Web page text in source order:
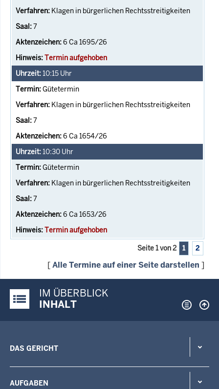
Klagen in bürgerlichen Rechtsstreitigkeiten
7
6 Ca 1695/26
Termin aufgehoben
10:15 Uhr
Gütetermin
Klagen in bürgerlichen Rechtsstreitigkeiten
7
6 Ca 1654/26
10:30 Uhr
Gütetermin
Klagen in bürgerlichen Rechtsstreitigkeiten
7
6 Ca 1653/26
Termin aufgehoben
Seite 1 von 2 1 2
[Alle Termine auf einer Seite darstellen ]
Justiz-Portal im Überblick:
IM ÜBERBLICK
INHALT
DAS GERICHT
AUFGABEN